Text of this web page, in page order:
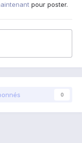
pour poster.
0